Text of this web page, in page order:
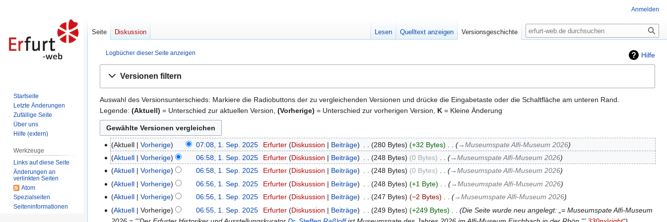
Hilfe
Logbücher dieser Seite anzeigen
Navigation
Suche
Versionen filtern
Auswahl des Versionsunterschieds: Markiere die Radiobuttons der zu vergleichenden Versionen und drücke die Eingabetaste oder die Schaltfläche am unteren Rand.
Legende: (Aktuell) = Unterschied zur aktuellen Version, (Vorherige) = Unterschied zur vorherigen Version, K = Kleine Änderung
1.
September
2025
Aktuell Vorherige 07:08, 1. Sep. 2025 Erfurter Diskussion Beiträge 280 Bytes +32 Bytes
→‎Museumspate Alfi-Museum 2026
Aktuell
Vorherige 06:58, 1. Sep. 2025 Erfurter Diskussion Beiträge 248 Bytes 0 Bytes
→‎Museumspate Alfi-Museum 2026
Aktuell
Vorherige 06:58, 1. Sep. 2025 Erfurter Diskussion Beiträge 248 Bytes 0 Bytes
→‎Museumspate Alfi-Museum 2026
Aktuell
Vorherige 06:56, 1. Sep. 2025 Erfurter Diskussion Beiträge 248 Bytes +1 Byte
→‎Museumspate Alfi-Museum 2026
Aktuell
Vorherige 06:56, 1. Sep. 2025 Erfurter Diskussion Beiträge 247 Bytes −2 Bytes
→‎Museumspate Alfi-Museum 2026
Aktuell
Vorherige 06:55, 1. Sep. 2025 Erfurter Diskussion Beiträge 249 Bytes +249 Bytes
Die Seite wurde neu angelegt: „= Museumspate Alfi-Museum
Anmelden
Seite Diskussion Lesen Quelltext anzeigen Versionsgeschichte Suche
Startseite
Letzte Änderungen
Zufällige Seite
Über uns
Hilfe (extern)
Werkzeuge
Links auf diese Seite
Änderungen an
verlinkten Seiten
Atom
Spezialseiten
Seiten­informationen